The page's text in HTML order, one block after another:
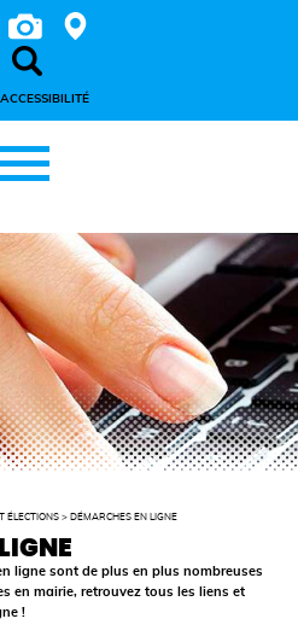
ACCESSIBILITÉ
ÉLECTIONS > DÉMARCHES EN LIGNE
ligne sont de plus en plus nombreuses
en mairie, retrouvez tous les liens et
!